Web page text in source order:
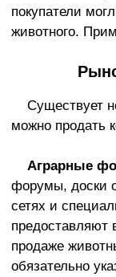
покупатели
животного.
Существует
можно продать
Аграрные
форумы, доски
сетях и
предоставляют
продаже
обязательно